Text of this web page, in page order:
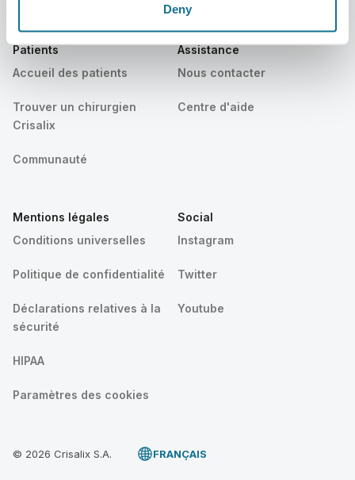
Deny
Patients
Accueil des patients
Trouver un chirurgien
Crisalix
Communauté
Assistance
Nous contacter
Centre d'aide
Mentions légales
Conditions universelles
Politique de confidentialité
Déclarations relatives à la
sécurité
HIPAA
Paramètres des cookies
Social
Instagram
Twitter
Youtube
© 2026 Crisalix S.A. FRANÇAIS